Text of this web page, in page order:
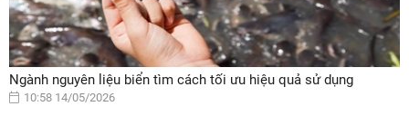
Ngành nguyên liệu biển tìm cách tối ưu hiệu quả sử dụng
10:58 14/05/2026